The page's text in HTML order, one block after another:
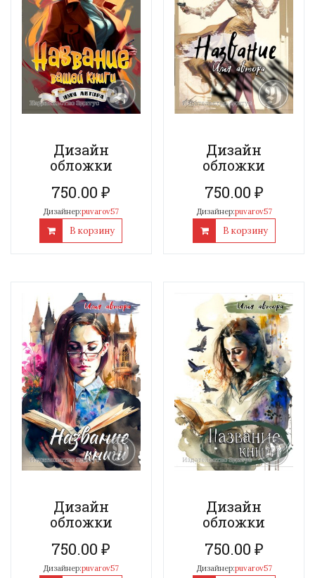
Дизайн
обложки
750.00₽
Дизайнер:puvarov57
В корзину
Дизайн
обложки
750.00 ₽
Дизайнер:puvarov57
В корзину
Дизайн
обложки
750.00₽
Дизайнер:puvarov57
Дизайн
обложки
750.00 ₽
Дизайнер:puvarov57